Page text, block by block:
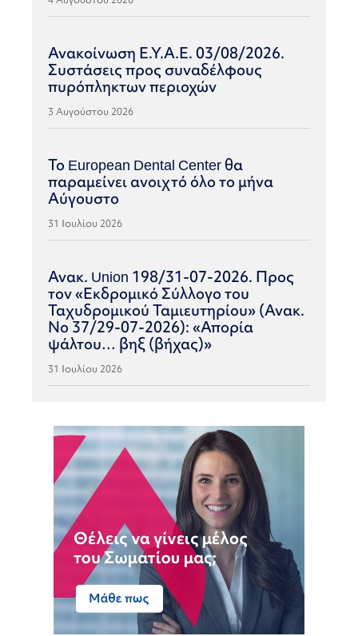
Ανακοίνωση Ε.Υ.Α.Ε. 03/08/2026.
Συστάσεις προς συναδέλφους
πυρόπληκτων περιοχών
3 Αυγούστου 2026
Το European Dental Center θα
παραμείνει ανοιχτό όλο το μήνα
Αύγουστο
31 Ιουλίου 2026
Ανακ. Union 198/31-07-2026. Προς
τον «Εκδρομικό Σύλλογο του
Ταχυδρομικού Ταμιευτηρίου» (Ανακ.
Νο 37/29-07-2026): «Απορία
ψάλτου… βηξ (βήχας)»
31 Ιουλίου 2026